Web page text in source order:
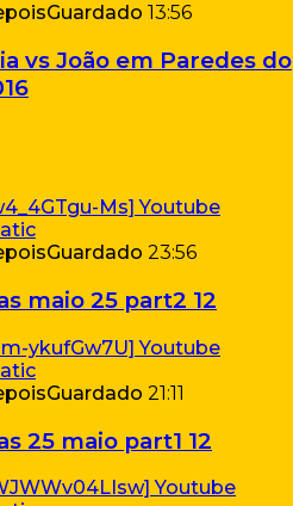
Guardado 13:56
vs João em Paredes do
Guardado 23:56
maio 25 part2 12
Guardado 21:11
25 maio part1 12